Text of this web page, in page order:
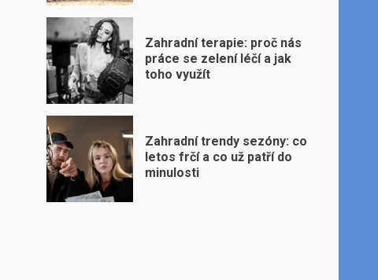
Zahradní terapie: proč nás
práce se zelení léčí a jak
toho využít
Zahradní trendy sezóny: co
letos frčí a co už patří do
minulosti